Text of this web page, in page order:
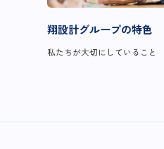
翔設計グループの特色
私たちが大切にしていること